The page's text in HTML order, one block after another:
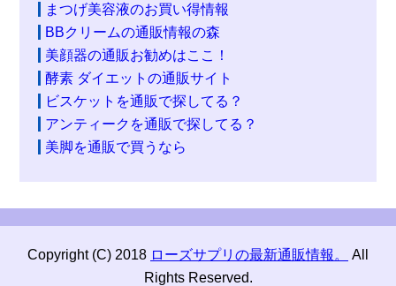
まつげ美容液のお買い得情報
BBクリームの通販情報の森
美顔器の通販お勧めはここ！
酵素 ダイエットの通販サイト
ビスケットを通販で探してる？
アンティークを通販で探してる？
美脚を通販で買うなら
Copyright (C) 2018 ローズサプリの最新通販情報。
All
Rights Reserved.